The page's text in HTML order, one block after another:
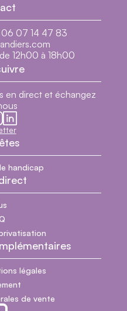
pied de page du site
07 14 47 83
12h00 à 18h00
en direct et échangez
linkedin
handicap
légales
de vente